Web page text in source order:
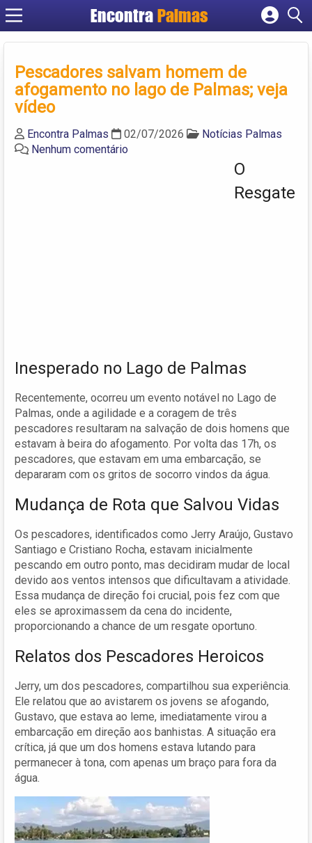
Encontra Palmas
Cadastrar empresa
Criar conta
Pescadores salvam homem de
afogamento no lago de Palmas; veja
vídeo
Encontra Palmas 02/07/2026
Notícias Palmas
Nenhum comentário
O
Resgate
Inesperado no Lago de Palmas
Recentemente, ocorreu um evento notável no Lago de
Palmas, onde a agilidade e a coragem de três
pescadores resultaram na salvação de dois homens que
estavam à beira do afogamento. Por volta das 17h, os
pescadores, que estavam em uma embarcação, se
depararam com os gritos de socorro vindos da água.
Mudança de Rota que Salvou Vidas
Os pescadores, identificados como Jerry Araújo, Gustavo
Santiago e Cristiano Rocha, estavam inicialmente
pescando em outro ponto, mas decidiram mudar de local
devido aos ventos intensos que dificultavam a atividade.
Essa mudança de direção foi crucial, pois fez com que
eles se aproximassem da cena do incidente,
proporcionando a chance de um resgate oportuno.
Relatos dos Pescadores Heroicos
Jerry, um dos pescadores, compartilhou sua experiência.
Ele relatou que ao avistarem os jovens se afogando,
Gustavo, que estava ao leme, imediatamente virou a
embarcação em direção aos banhistas. A situação era
crítica, já que um dos homens estava lutando para
permanecer à tona, com apenas um braço para fora da
água.